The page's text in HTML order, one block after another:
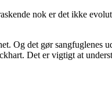
nok er det ikke
Og det gør sangfuglenes
Det er vigtigt at